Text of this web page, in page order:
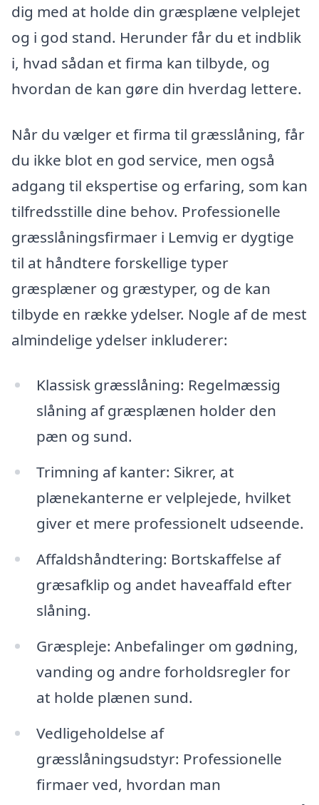
dig med at holde din græsplæne velplejet
og i god stand. Herunder får du et indblik
i, hvad sådan et firma kan tilbyde, og
hvordan de kan gøre din hverdag lettere.
Når du vælger et firma til græsslåning, får
du ikke blot en god service, men også
adgang til ekspertise og erfaring, som kan
tilfredsstille dine behov. Professionelle
græsslåningsfirmaer i Lemvig er dygtige
til at håndtere forskellige typer
græsplæner og græstyper, og de kan
tilbyde en række ydelser. Nogle af de mest
almindelige ydelser inkluderer:
Klassisk græsslåning: Regelmæssig
slåning af græsplænen holder den
pæn og sund.
Trimning af kanter: Sikrer, at
plænekanterne er velplejede, hvilket
giver et mere professionelt udseende.
Affaldshåndtering: Bortskaffelse af
græsafklip og andet haveaffald efter
slåning.
Græspleje: Anbefalinger om gødning,
vanding og andre forholdsregler for
at holde plænen sund.
Vedligeholdelse af
græsslåningsudstyr: Professionelle
firmaer ved, hvordan man